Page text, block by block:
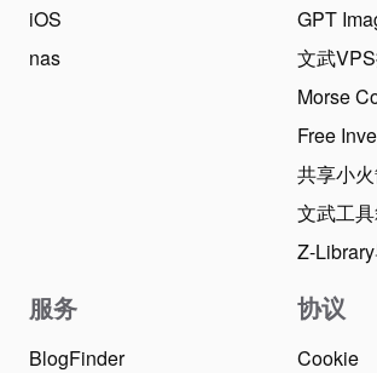
iOS
nas
文武
Free
共享小
文武工
Z-
服务
BlogFinder
协议
Cookie